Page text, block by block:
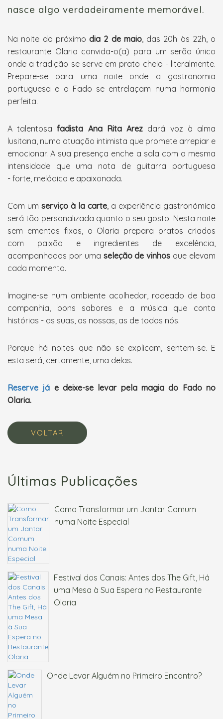
nasce algo verdadeiramente memorável.
Na noite do próximo dia 2 de maio, das 20h às 22h, o
restaurante Olaria convida-o(a) para um serão único
onde a tradição se serve em prato cheio - literalmente.
Prepare-se para uma noite onde a gastronomia
portuguesa e o Fado se entrelaçam numa harmonia
perfeita.
A talentosafadista Ana Rita Arez dará voz à alma
lusitana, numa atuação intimista que promete arrepiar e
emocionar. A sua presença enche a sala com a mesma
intensidade que uma nota de guitarra portuguesa
- forte, melódica e apaixonada.
Com um serviço à la carte, a experiência gastronómica
será tão personalizada quanto o seu gosto. Nesta noite
sem ementas fixas, o Olaria prepara pratos criados
com paixão e ingredientes de excelência,
acompanhados por uma seleção de vinhos que elevam
cada momento.
Imagine-se num ambiente acolhedor, rodeado de boa
companhia, bons sabores e a música que conta
histórias - as suas, as nossas, as de todos nós.
Porque há noites que não se explicam, sentem-se. E
esta será, certamente, uma delas.
Reserve já e deixe-se levar pela magia do Fado no
Olaria.
VOLTAR
Últimas Publicações
Como Transformar um Jantar Comum
numa Noite Especial
Festival dos Canais: Antes dos The Gift, Há
uma Mesa à Sua Espera no Restaurante
Olaria
Onde Levar Alguém no Primeiro Encontro?